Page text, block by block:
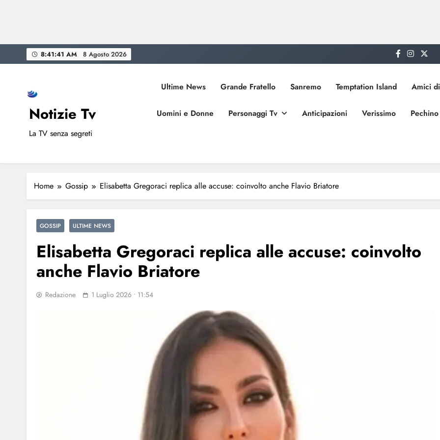
to
8:41:42 AM 8 Agosto 2026
Notizie Tv
La TV senza segreti
Ultime News Grande Fratello Sanremo Temptation Island Amici
Uomini e Donne Personaggi Tv Anticipazioni Verissimo
Home Gossip Elisabetta Gregoraci replica alle accuse: coinvolto anche Flavio Briatore
GOSSIP ULTIME NEWS
Elisabetta Gregoraci replica alle accuse: coinvolto
anche Flavio Briatore
Redazione 1 Luglio 2026 • 11:54